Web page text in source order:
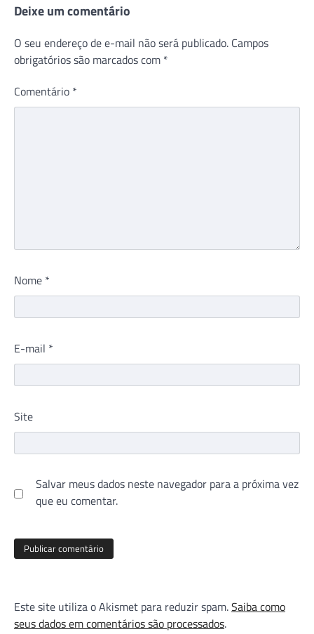
Deixe um comentário
O seu endereço de e-mail não será publicado. Campos
obrigatórios são marcados com *
Comentário *
Nome *
E-mail *
Site
Salvar meus dados neste navegador para a próxima vez
que eu comentar.
Este site utiliza o Akismet para reduzir spam.Saiba como
seus dados em comentários são processados.